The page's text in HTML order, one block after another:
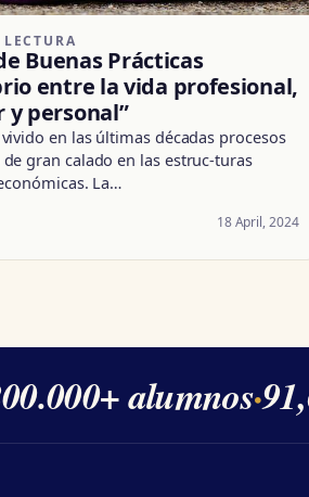
Buenas Prácticas
entre la vida profesional,
personal”
en las últimas décadas procesos
gran calado en las estruc-turas
La…
18 April, 2024
alumnos·